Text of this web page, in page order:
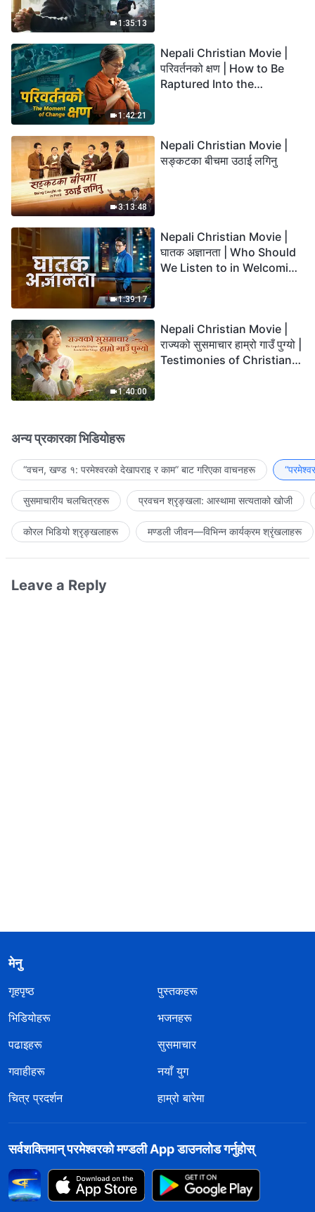
1:35:13
1:42:21
Nepali Christian Movie |
परिवर्तनको क्षण | How to Be
Raptured Into the
3:13:48
Nepali Christian Movie |
सङ्कटका बीचमा उठाई लगिनु
1:39:17
Nepali Christian Movie |
घातक अज्ञानता | Who Should
We Listen to in Welcoming
1:40:00
Nepali Christian Movie |
राज्यको सुसमाचार हाम्रो गाउँ पुग्यो |
Testimonies of Christians
अन्य प्रकारका भिडियोहरू
“वचन, खण्ड १: परमेश्‍वरको देखापराइ र काम” बाट गरिएका वाचनहरू
सुसमाचारीय चलचित्रहरू प्रवचन श्रृङ्खला: आस्थामा सत्यताको खोजी
कोरल भिडियो श्रृङ्खलाहरू मण्डली जीवन—विभिन्‍न कार्यक्रम श्रृंखलाहरू
Leave a Reply
मेनु
गृहपृष्ठ
पुस्तकहरू
भिडियोहरू
भजनहरू
पढाइहरू
सुसमाचार
गवाहीहरू
नयाँ युग
चित्र प्रदर्शन
हाम्रो बारेमा
सर्वशक्तिमान्‌ परमेश्‍वरको मण्डली App डाउनलोड गर्नुहोस्